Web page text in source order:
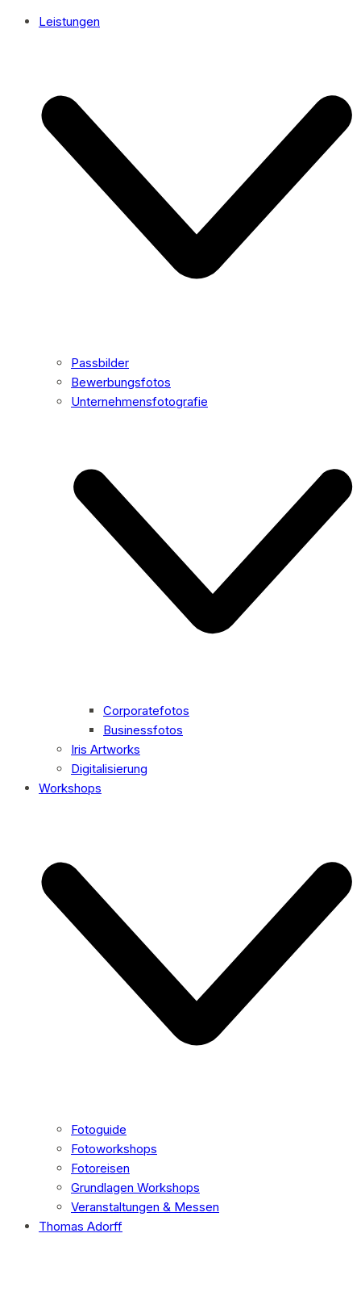
Leistungen
Passbilder
Bewerbungsfotos
Unternehmensfotografie
Corporatefotos
Businessfotos
Iris Artworks
Digitalisierung
Workshops
Fotoguide
Fotoworkshops
Fotoreisen
Grundlagen Workshops
Veranstaltungen & Messen
Thomas Adorff